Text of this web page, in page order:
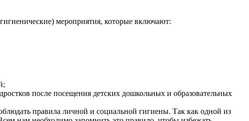
мероприятия, которые включают:
после посещения детских дошкольных и образовательных
правила личной и социальной гигиены. Так как одной из